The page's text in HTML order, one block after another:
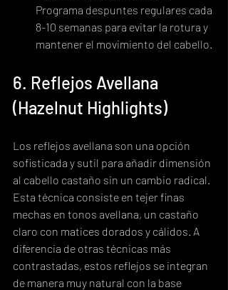
Programa despuntes regulares cada
8-10 semanas para evitar la rotura y
mantener el movimiento del cabello.
6. Reflejos Avellana
(Hazelnut Highlights)
Los reflejos avellana son una opción
sofisticada y sutil para añadir dimensión
al cabello castaño sin un cambio radical.
Esta técnica consiste en tejer finas
mechas en tonos avellana, un castaño
claro con matices dorados y cálidos. A
diferencia de otras técnicas más
contrastadas, estos reflejos se integran
de manera muy natural con la base